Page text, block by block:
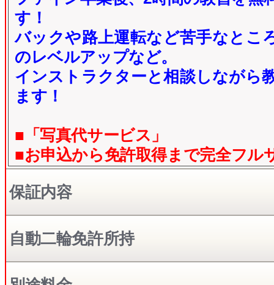
す！
バックや路上運転など苦手なとこ
のレベルアップなど。
インストラクターと相談しながら
ます！
■「写真代サービス」
■お申込から免許取得まで完全フル
保証内容
自動二輪免許所持